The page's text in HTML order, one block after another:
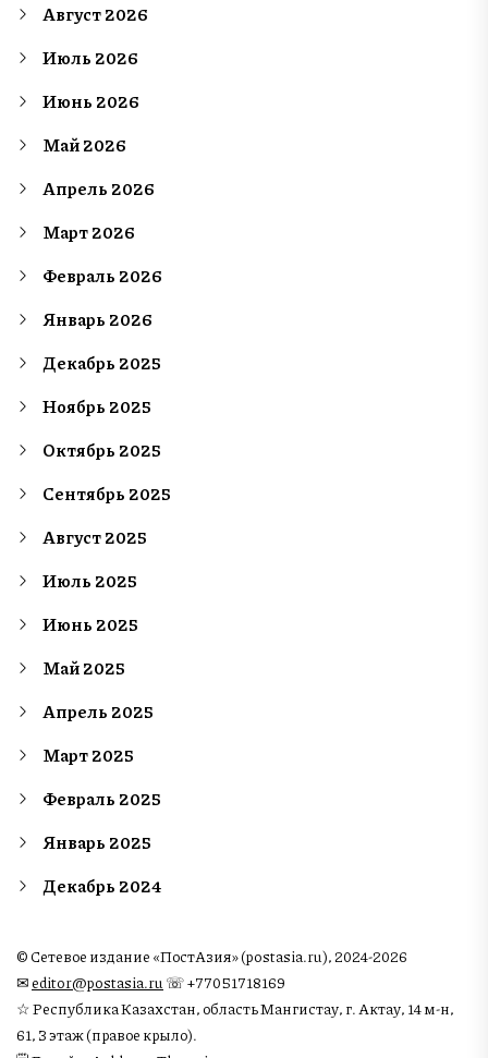
Август 2026
Июль 2026
Июнь 2026
Май 2026
Апрель 2026
Март 2026
Февраль 2026
Январь 2026
Декабрь 2025
Ноябрь 2025
Октябрь 2025
Сентябрь 2025
Август 2025
Июль 2025
Июнь 2025
Май 2025
Апрель 2025
Март 2025
Февраль 2025
Январь 2025
Декабрь 2024
© Сетевое издание «ПостАзия» (postasia.ru), 2024-2026
✉︎editor@postasia.ru ☏ +77051718169
☆ Республика Казахстан, область Мангистау, г. Актау, 14 м-н,
61, 3 этаж (правое крыло).